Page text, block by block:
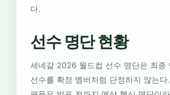
다.
선수 명단 현황
세네갈 2026 월드컵 선수 명단은 최종
선수를 확정 멤버처럼 단정하지 않는